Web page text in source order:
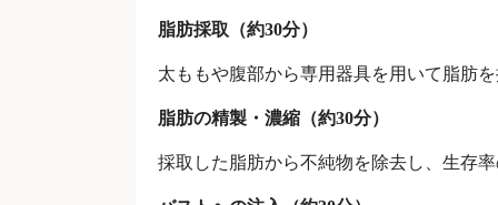
脂肪採取（約30分）
太ももや腹部から専用器具を用いて脂肪
脂肪の精製・濃縮（約30分）
採取した脂肪から不純物を除去し、生存